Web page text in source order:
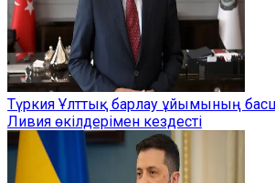
Түркия Ұлттық барлау ұйымының
Ливия өкілдерімен кездесті